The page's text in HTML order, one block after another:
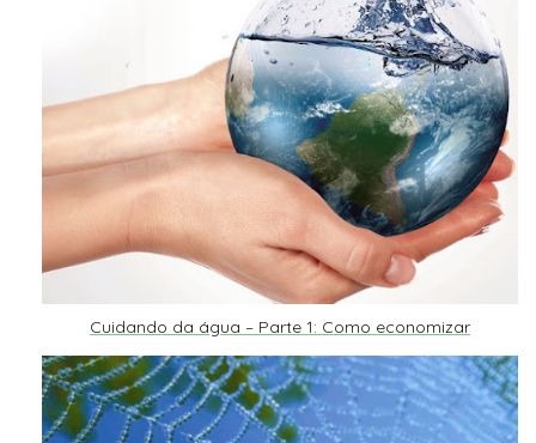
Cuidando da água – Parte 1: Como economizar